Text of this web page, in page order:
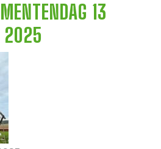
13
2025